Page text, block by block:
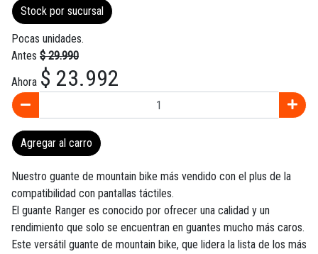
Stock por sucursal
Pocas unidades.
Antes $ 29.990
Ahora $ 23.992
Agregar al carro
Nuestro guante de mountain bike más vendido con el plus de la
compatibilidad con pantallas táctiles.
El guante Ranger es conocido por ofrecer una calidad y un
rendimiento que solo se encuentran en guantes mucho más caros.
Este versátil guante de mountain bike, que lidera la lista de los más